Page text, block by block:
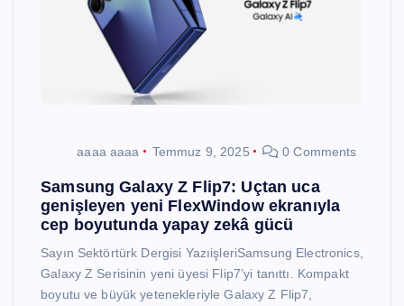
aaaa aaaa Temmuz 9, 2025 0 Comments
Samsung Galaxy Z Flip7: Uçtan uca
genişleyen yeni FlexWindow ekranıyla
cep boyutunda yapay zekâ gücü
Sayın Sektörtürk Dergisi YazıişleriSamsung Electronics,
Galaxy Z Serisinin yeni üyesi Flip7’yi tanıttı. Kompakt
boyutu ve büyük yetenekleriyle Galaxy Z Flip7,